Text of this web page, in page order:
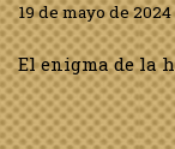
19 de mayo de 2024
El enigma de la